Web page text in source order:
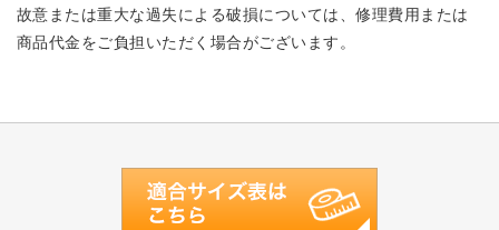
故意または重大な過失による破損については、修理費用または
商品代金をご負担いただく場合がございます。